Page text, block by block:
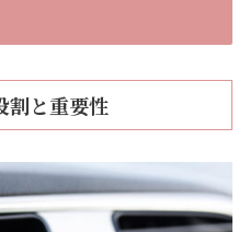
割と重要性